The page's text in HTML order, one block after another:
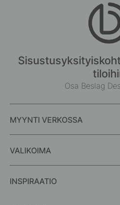
Osa Beslag
MYYNTI VERKOSSA
VALIKOIMA
INSPIRAATIO